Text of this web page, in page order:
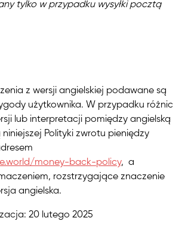
tylko w przypadku wysyłki pocztą
z wersji angielskiej podawane są
użytkownika. W przypadku różnic
lub interpretacji pomiędzy angielską
Polityki zwrotu pieniędzy
money-back-policy, a
rozstrzygające znaczenie
angielska.
20 lutego 2025